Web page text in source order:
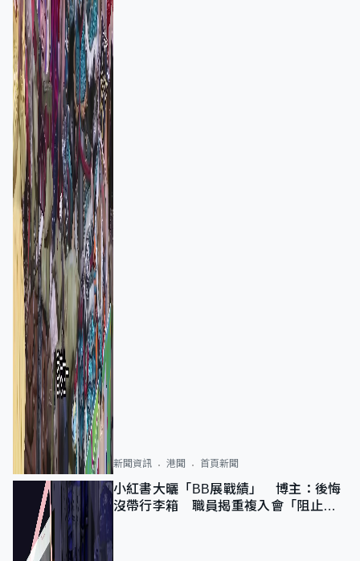
新聞資訊 港聞 首頁新聞
小紅書大曬「BB展戰績」 博主：後悔
沒帶行李箱 職員揭重複入會「阻止唔